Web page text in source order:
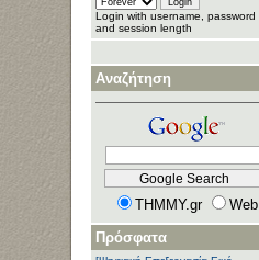
Login with username, password
and session length
Αναζήτηση
THMMY.gr
Web
Πρόσφατα